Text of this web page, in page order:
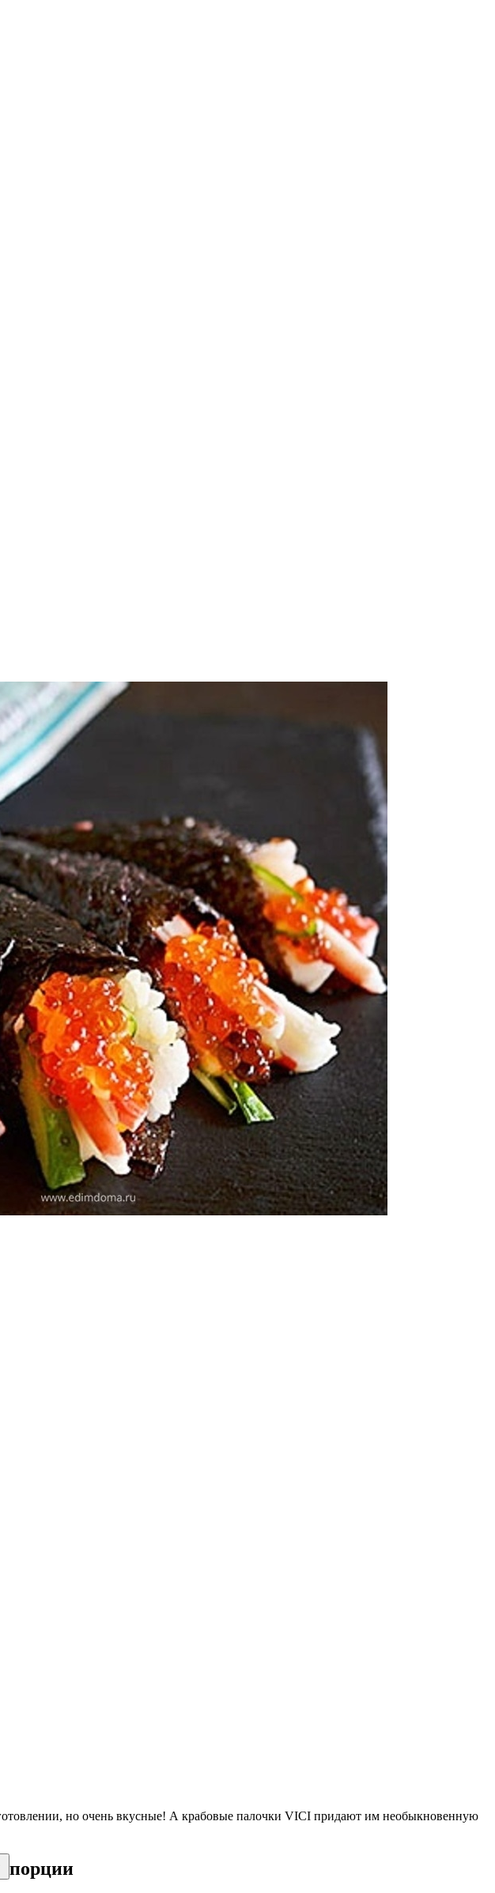
но очень вкусные! А крабовые палочки VICI придают им необыкновенную
порции